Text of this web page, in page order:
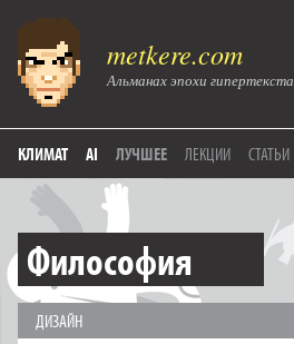
metkere.com
Альманах эпохи гипертекста
КЛИМАТ AI ЛУЧШЕЕ ЛЕКЦИИ СТАТЬИ
Философия
ДИЗАЙН